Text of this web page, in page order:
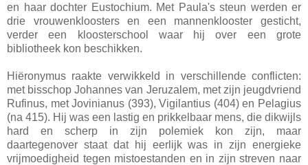
en haar dochter Eustochium. Met Paula's steun werden er
drie vrouwenkloosters en een mannenklooster gesticht,
verder een kloosterschool waar hij over een grote
bibliotheek kon beschikken.
Hiëronymus raakte verwikkeld in verschillende conflicten:
met bisschop Johannes van Jeruzalem, met zijn jeugdvriend
Rufinus, met Jovinianus (393), Vigilantius (404) en Pelagius
(na 415). Hij was een lastig en prikkelbaar mens, die dikwijls
hard en scherp in zijn polemiek kon zijn, maar
daartegenover staat dat hij eerlijk was in zijn energieke
vrijmoedigheid tegen mistoestanden en in zijn streven naar